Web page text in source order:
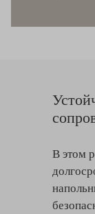
В этом